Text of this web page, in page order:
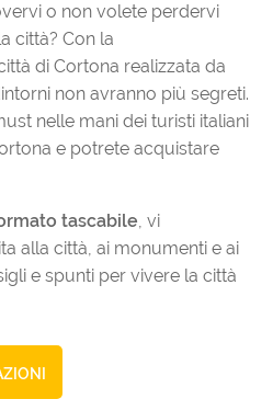
o non volete perdervi
città? Con la
di Cortona realizzata da
non avranno più segreti.
nelle mani dei turisti italiani
e potrete acquistare
tascabile, vi
alla città, ai monumenti e ai
e spunti per vivere la città